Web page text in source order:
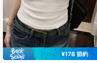
¥178 節約